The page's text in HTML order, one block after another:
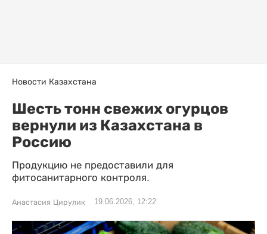
Новости Казахстана
Шесть тонн свежих огурцов
вернули из Казахстана в
Россию
Продукцию не предоставили для
фитосанитарного контроля.
Анастасия Цирулик 19.06.2026, 12:22